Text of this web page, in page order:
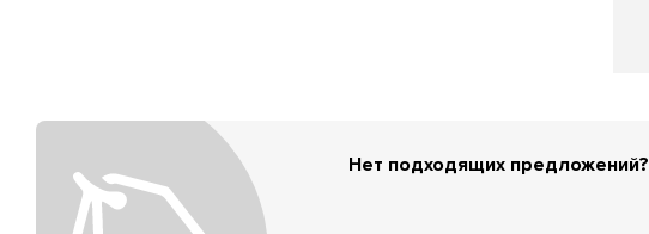
Нет подходящих предложений?